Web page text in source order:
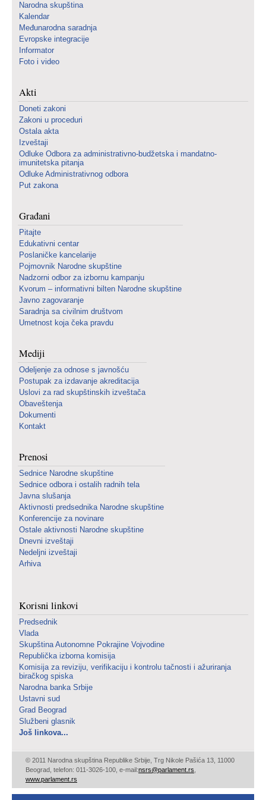
Narodna skupština
Kalendar
Međunarodna saradnja
Evropske integracije
Informator
Foto i video
Akti
Doneti zakoni
Zakoni u proceduri
Ostala akta
Izveštaji
Odluke Odbora za administrativno-budžetska i mandatno-
imunitetska pitanja
Odluke Administrativnog odbora
Put zakona
Građani
Pitajte
Edukativni centar
Poslaničke kancelarije
Pojmovnik Narodne skupštine
Nadzorni odbor za izbornu kampanju
Kvorum – informativni bilten Narodne skupštine
Javno zagovaranje
Saradnja sa civilnim društvom
Umetnost koja čeka pravdu
Mediji
Odeljenje za odnose s javnošću
Postupak za izdavanje akreditacija
Uslovi za rad skupštinskih izveštača
Obaveštenja
Dokumenti
Kontakt
Prenosi
Sednice Narodne skupštine
Sednice odbora i ostalih radnih tela
Javna slušanja
Aktivnosti predsednika Narodne skupštine
Konferencije za novinare
Ostale aktivnosti Narodne skupštine
Dnevni izveštaji
Nedeljni izveštaji
Arhiva
Korisni linkovi
Predsednik
Vlada
Skupština Autonomne Pokrajine Vojvodine
Republička izborna komisija
Komisija za reviziju, verifikaciju i kontrolu tačnosti i ažuriranja
biračkog spiska
Narodna banka Srbije
Ustavni sud
Grad Beograd
Službeni glasnik
Još linkova...
© 2011 Narodna skupština Republike Srbije, Trg Nikole Pašića 13, 11000
Beograd, telefon: 011-3026-100, e-mail:nsrs@parlament.rs
www.parlament.rs